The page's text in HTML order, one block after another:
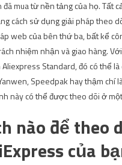
đã mua từ nền tảng của họ. Tất
cách sử dụng giải pháp theo
web của bên thứ ba, bất kể
nhiệm nhận và giao hàng.
Standard, đó có thể
Speedpak hay thậm chí
này có thể được theo dõi ở
nào để theo
của